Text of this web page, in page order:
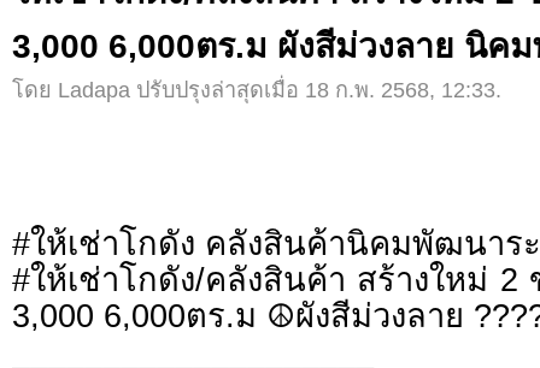
3,000 6,000ตร.ม ผังสีม่วงลาย นิค
โดย Ladapa ปรับปรุงล่าสุดเมื่อ 18 ก.พ. 2568, 12:33.
#ให้เช่าโกดัง คลังสินค้านิคมพัฒนาร
#ให้เช่าโกดัง/คลังสินค้า สร้างใหม่
3,000 6,000ตร.ม ☮️ผังสีม่วงลาย